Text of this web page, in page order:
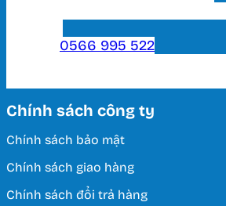
0566 995 522
Chính sách công ty
Chính sách bảo mật
Chính sách giao hàng
Chính sách đổi trả hàng